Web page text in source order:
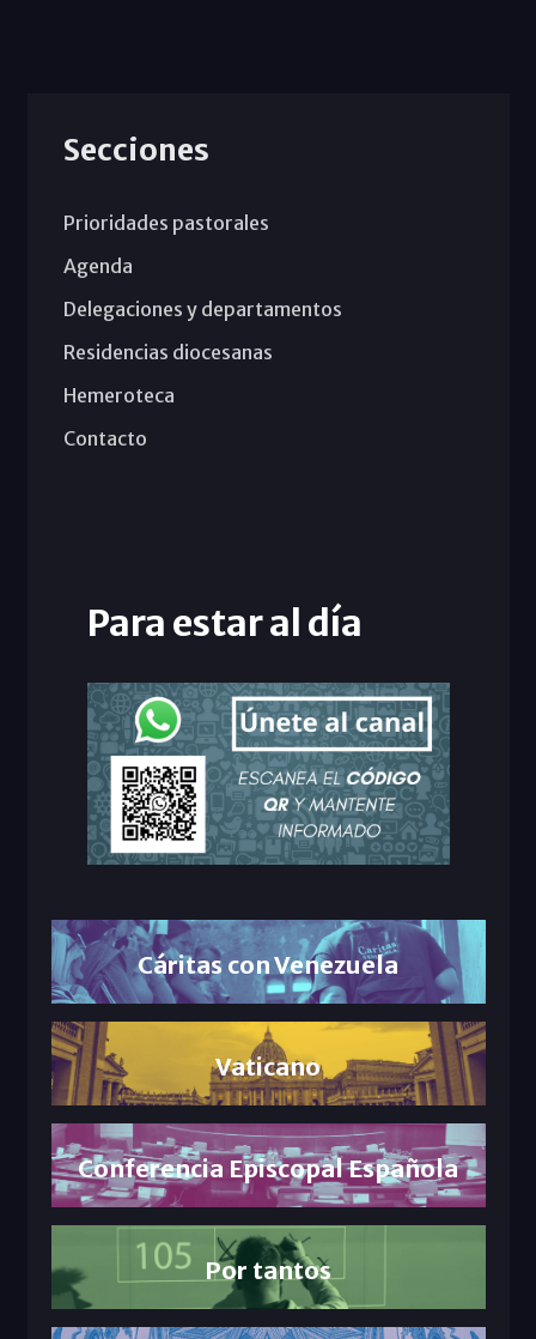
Secciones
Prioridades pastorales
Agenda
Delegaciones y departamentos
Residencias diocesanas
Hemeroteca
Contacto
Para estar al día
Cáritas con Venezuela
Vaticano
Conferencia Episcopal Española
Por tantos